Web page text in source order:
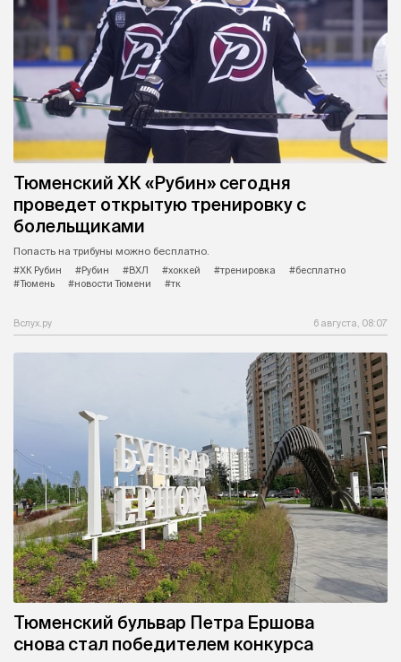
Тюменский ХК «Рубин» сегодня
проведет открытую тренировку с
болельщиками
Попасть на трибуны можно бесплатно.
#ХК Рубин
#Рубин #ВХЛ #хоккей #тренировка
#бесплатно
#Тюмень
#новости Тюмени #тк
Вслух.ру 6 августа, 08:07
Тюменский бульвар Петра Ершова
снова стал победителем конкурса